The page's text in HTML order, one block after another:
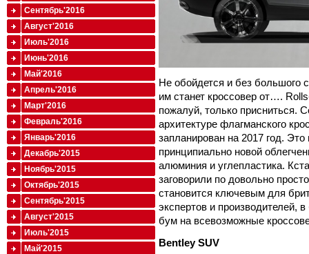
Не обойдется и без большого
им станет кроссовер от….
пожалуй, только присниться.
архитектуре флагманского
запланирован на 2017 год.
принципиально новой
алюминия и углепластика.
заговорили по довольно
становится ключевым для
экспертов и производителей,
бум на всевозможные
BentleySUV
Сентябрь'2016
Август'2016
Июль'2016
Июнь'2016
Май'2016
Апрель'2016
Март'2016
Февраль'2016
Январь'2016
Декабрь'2015
Ноябрь'2015
Октябрь'2015
Сентябрь'2015
Август'2015
Июль'2015
Май'2015